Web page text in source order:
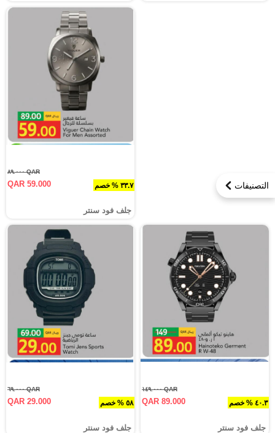
التصنيفات ٣٣.٧ % خصم
QAR ٨٩.٠٠٠
QAR 59.000
جلف فود سنتر
٤٠.٣ % خصم
QAR ١٤٩.٠٠٠
QAR 89.000
جلف فود سنتر
٥٨ % خصم
QAR ٦٩.٠٠٠
QAR 29.000
جلف فود سنتر